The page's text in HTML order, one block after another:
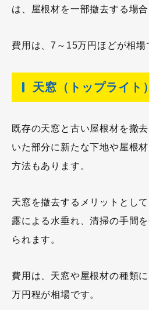
は、屋根材を一部撤去する場合
費用は、7～15万円ほどが相場
天窓（トップライト
既存の天窓と古い屋根材を撤
いた部分に新たな下地や屋根
方法もあります。
天窓を撤去するメリットとし
露による水垂れ、清掃の手間
られます。
費用は、天窓や屋根材の種類
万円程が相場です。